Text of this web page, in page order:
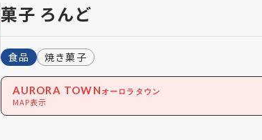
菓子 ろんど
食品 焼き菓子
AURORA TOWN オーロラタウン
MAP表示